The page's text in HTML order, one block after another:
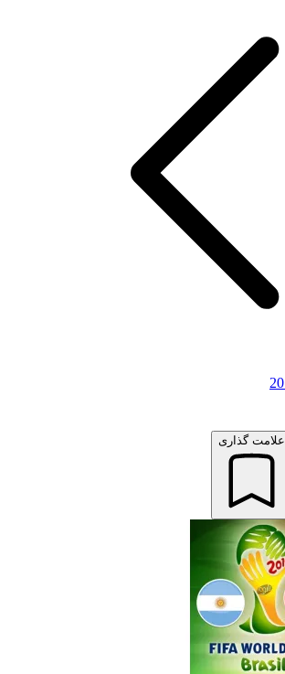
علامت گذاری